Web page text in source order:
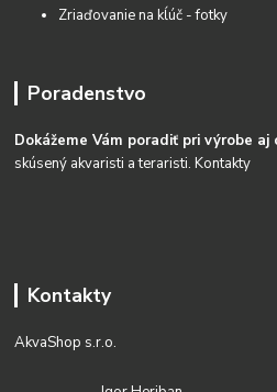
Zriaďovanie na kĺúč - fotky
Poradenstvo
Dokážeme Vám poradiť pri výrobe
skúsený akvaristi a teraristi.Kontakty
Kontakty
AkvaShop s.r.o.